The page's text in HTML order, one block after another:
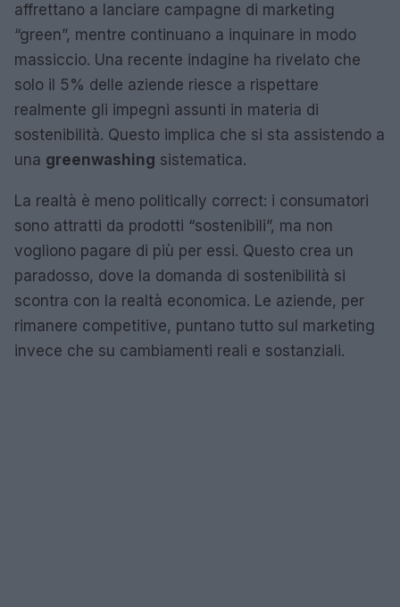
affrettano a lanciare campagne di marketing
“green”, mentre continuano a inquinare in modo
massiccio. Una recente indagine ha rivelato che
solo il 5% delle aziende riesce a rispettare
realmente gli impegni assunti in materia di
sostenibilità. Questo implica che si sta assistendo a
una greenwashing sistematica.
La realtà è meno politically correct: i consumatori
sono attratti da prodotti “sostenibili”, ma non
vogliono pagare di più per essi. Questo crea un
paradosso, dove la domanda di sostenibilità si
scontra con la realtà economica. Le aziende, per
rimanere competitive, puntano tutto sul marketing
invece che su cambiamenti reali e sostanziali.